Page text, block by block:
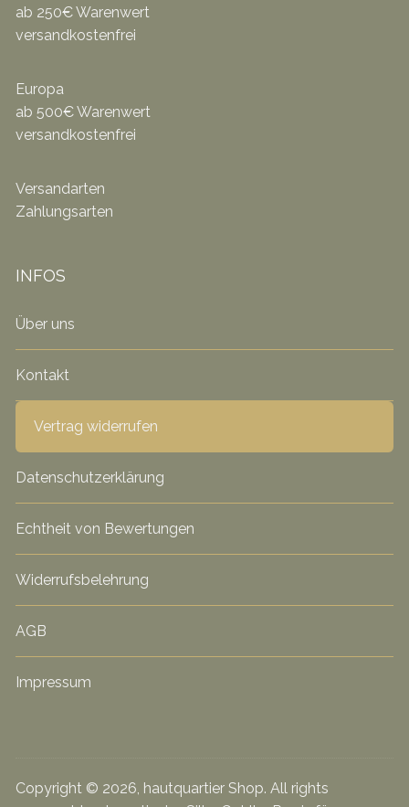
ab 250€ Warenwert
versandkostenfrei
Europa
ab 500€ Warenwert
versandkostenfrei
Versandarten
Zahlungsarten
INFOS
Über uns
Kontakt
Vertrag widerrufen
Datenschutzerklärung
Echtheit von Bewertungen
Widerrufsbelehrung
AGB
Impressum
Copyright © 2026, hautquartier Shop. All rights